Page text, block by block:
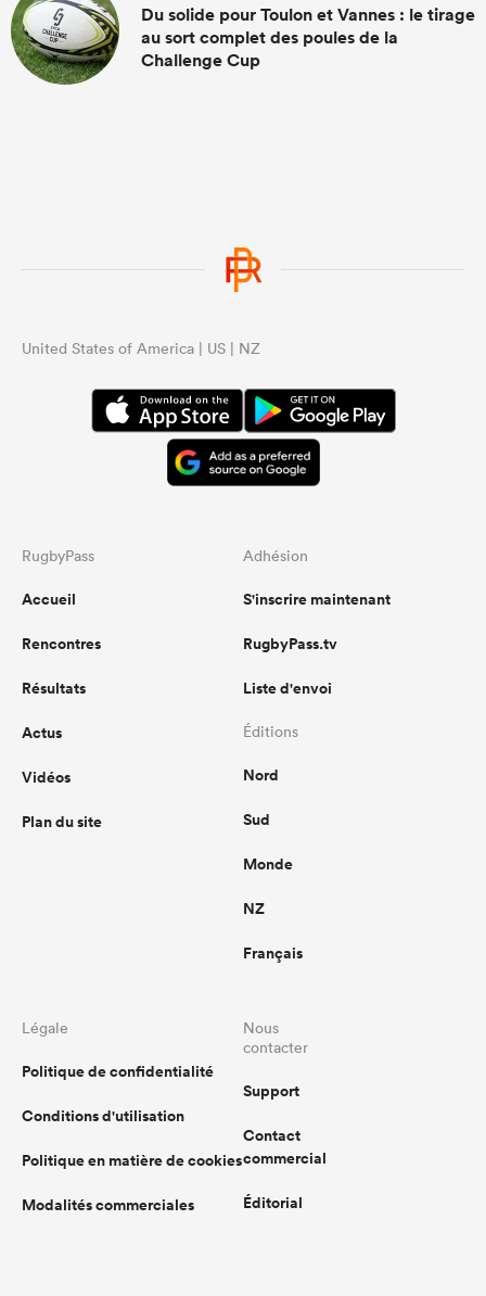
Du solide pour Toulon et Vannes : le tirage
au sort complet des poules de la
Challenge Cup
United States of America | US | NZ
RugbyPass
Accueil
Rencontres
Résultats
Actus
Vidéos
Plan du site
Adhésion
S'inscrire maintenant
RugbyPass.tv
Liste d'envoi
Éditions
Nord
Sud
Monde
NZ
Français
Légale
Politique de confidentialité
Conditions d'utilisation
Politique en matière de cookies
Modalités commerciales
Nous
contacter
Support
Contact
commercial
Éditorial